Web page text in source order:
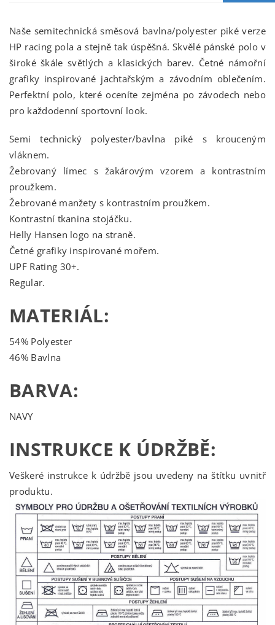
Naše semitechnická směsová bavlna/polyester piké verze
HP racing pola a stejně tak úspěšná. Skvělé pánské polo v
široké škále světlých a klasických barev. Četné námořní
grafiky inspirované jachtařským a závodním oblečením.
Perfektní polo, které oceníte zejména po závodech nebo
pro každodenní sportovní look.
Semi technický polyester/bavlna piké s krouceným
vláknem.
Žebrovaný límec s žakárovým vzorem a kontrastním
proužkem.
Žebrované manžety s kontrastním proužkem.
Kontrastní tkanina stojáčku.
Helly Hansen logo na straně.
Četné grafiky inspirované mořem.
UPF Rating 30+.
Regular.
MATERIÁL:
54% Polyester
46% Bavlna
BARVA:
NAVY
INSTRUKCE K ÚDRŽBĚ:
Veškeré instrukce k údržbě jsou uvedeny na štítku uvnitř
produktu.